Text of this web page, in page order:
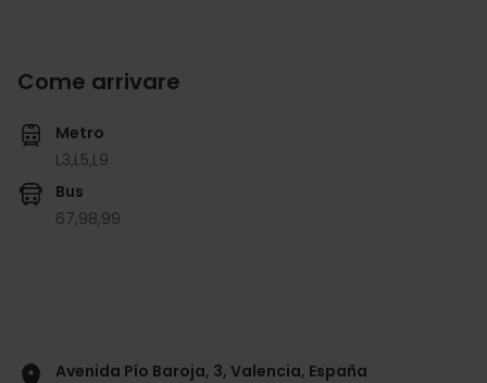
Come arrivare
Metro
L3,L5,L9
Bus
67,98,99
Avenida Pío Baroja, 3, Valencia, España